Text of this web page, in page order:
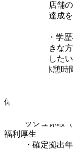
図り、店舗
の目標達成
・学
客が好きな方
仕事をした
勤務時間・休憩時
休日・休暇
ッシュ休暇
福利厚生
・確定拠出